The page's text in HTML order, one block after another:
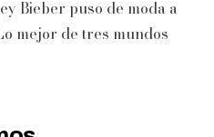
Bieber puso de moda a
mejor de tres mundos